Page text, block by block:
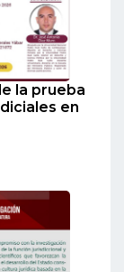
la prueba
en